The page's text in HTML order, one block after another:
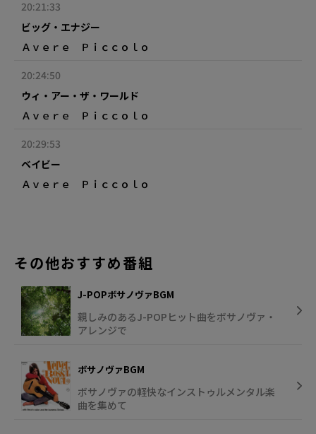
20:21:33
ビッグ・エナジー
Ａｖｅｒｅ Ｐｉｃｃｏｌｏ
20:24:50
ウィ・アー・ザ・ワールド
Ａｖｅｒｅ Ｐｉｃｃｏｌｏ
20:29:53
ベイビー
Ａｖｅｒｅ Ｐｉｃｃｏｌｏ
その他おすすめ番組
J-POPボサノヴァBGM
親しみのあるJ-POPヒット曲をボサノヴァ・
アレンジで
ボサノヴァBGM
ボサノヴァの軽快なインストゥルメンタル楽
曲を集めて